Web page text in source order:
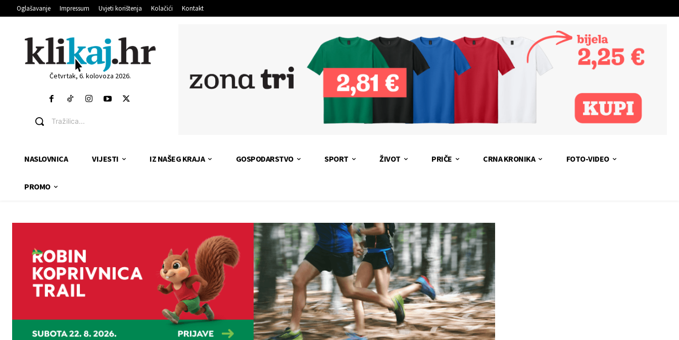
Oglašavanje Impressum Uvjeti korištenja Kolačići Kontakt
Četvrtak, 6. kolovoza 2026.
Tražilica...
NASLOVNICA VIJESTI IZ NAŠEG KRAJA GOSPODARSTVO SPORT ŽIVOT PRIČE CRNA KRONIKA FOTO-VIDEO
PROMO